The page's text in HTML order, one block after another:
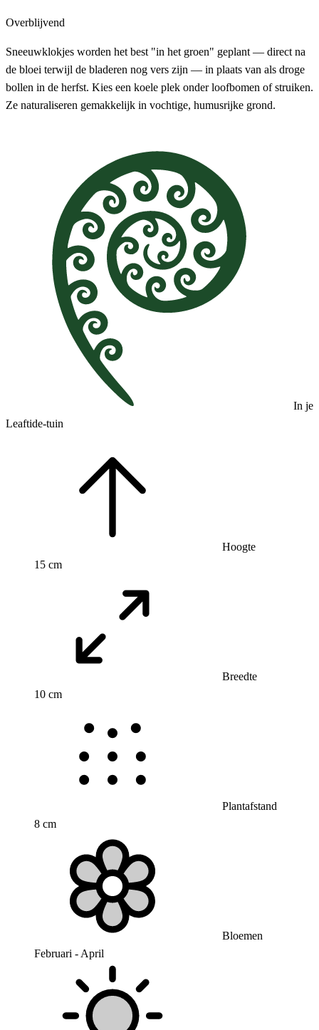
Overblijvend
Sneeuwklokjes worden het best "in het groen" geplant — direct na
de bloei terwijl de bladeren nog vers zijn — in plaats van als droge
bollen in de herfst. Kies een koele plek onder loofbomen of struiken.
Ze naturaliseren gemakkelijk in vochtige, humusrijke grond.
In je
Leaftide-tuin
Hoogte
15 cm
Breedte
10 cm
Plantafstand
8 cm
Bloemen
Februari - April